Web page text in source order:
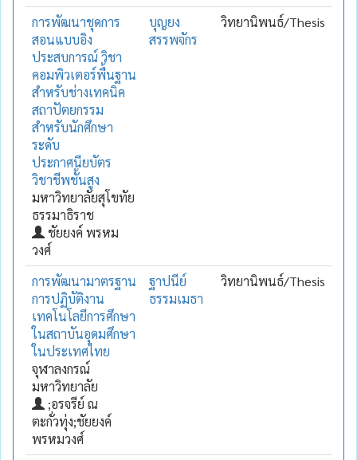
การพัฒนาชุดการ
สอนแบบอิง
ประสบการณ์ วิชา
คอมพิวเตอร์พื้นฐาน
สำหรับช่างเทคนิค
สถาปัตยกรรม
สำหรับนักศึกษา
ระดับ
ประกาศนียบัตร
วิชาชีพชั้นสูง
มหาวิทยาลัยสุโขทัย
ธรรมาธิราช
ชัยยงค์ พรหม
วงศ์
บุญยง
สรรพจักร
วิทยานิพนธ์/Thesis
การพัฒนามาตรฐาน
การปฏิบัติงาน
เทคโนโลยีการศึกษา
ในสถาบันอุดมศึกษา
ในประเทศไทย
จุฬาลงกรณ์
มหาวิทยาลัย
;อรจรีย์ ณ
ตะกั่วทุ่ง;ชัยยงค์
พรหมวงศ์
ฐาปนีย์
ธรรมเมธา
วิทยานิพนธ์/Thesis